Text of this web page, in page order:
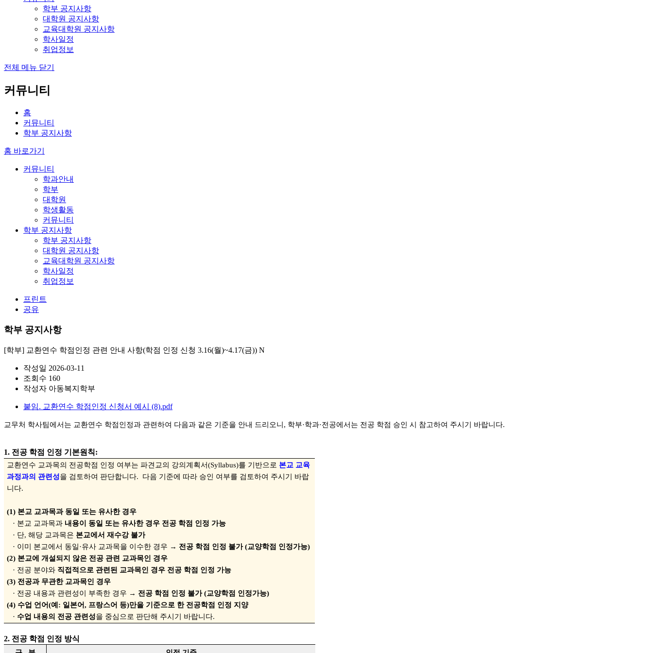
학부 공지사항
대학원 공지사항
교육대학원 공지사항
학사일정
취업정보
전체 메뉴 닫기
커뮤니티
홈
커뮤니티
학부 공지사항
홈 바로가기
커뮤니티
학과안내
학부
대학원
학생활동
커뮤니티
학부 공지사항
학부 공지사항
대학원 공지사항
교육대학원 공지사항
학사일정
취업정보
프린트
공유
학부 공지사항
[학부] 교환연수 학점인정 관련 안내 사항(학점 인정 신청 3.16(월)~4.17(금)) N
작성일 2026-03-11
조회수 160
작성자 아동복지학부
붙임. 교환연수 학점인정 신청서 예시 (8).pdf
교무처 학사팀에서는 교환연수 학점인정과 관련하여 다음과 같은 기준을 안내 드리오니 , 학부·학과·전공에서는 전공 학점 승인 시 참고하여 주시기 바랍니다.
1. 전공 학점 인정 기본원칙:
교환연수 교과목의 전공학점 인정 여부는 파견교의 강의계획서(Syllabus)를 기반으로 본교 교육
과정과의 관련성을 검토하여 판단합니다. 다음 기준에 따라 승인 여부를 검토하여 주시기 바랍
니다.
(1) 본교 교과목과 동일 또는 유사한 경우
· 본교 교과목과 내용이 동일 또는 유사한 경우 전공 학점 인정 가능
· 단, 해당 교과목은 본교에서 재수강 불가
· 이미 본교에서 동일·유사 교과목을 이수한 경우 → 전공 학점 인정 불가(교양학점 인정가능)
(2) 본교에 개설되지 않은 전공 관련 교과목인 경우
· 전공 분야와 직접적으로 관련된 교과목인 경우 전공 학점 인정 가능
(3) 전공과 무관한 교과목인 경우
· 전공 내용과 관련성이 부족한 경우 → 전공 학점 인정 불가(교양학점 인정가능)
(4) 수업 언어(예 : 일본어, 프랑스어 등)만을 기준으로 한 전공학점 인정 지양
· 수업 내용의 전공 관련성을 중심으로 판단해 주시기 바랍니다.
2. 전공 학점 인정 방식